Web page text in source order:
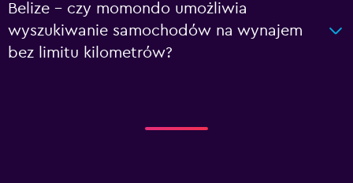
Belize – czy momondo umożliwia
wyszukiwanie samochodów na wynajem
bez limitu kilometrów?